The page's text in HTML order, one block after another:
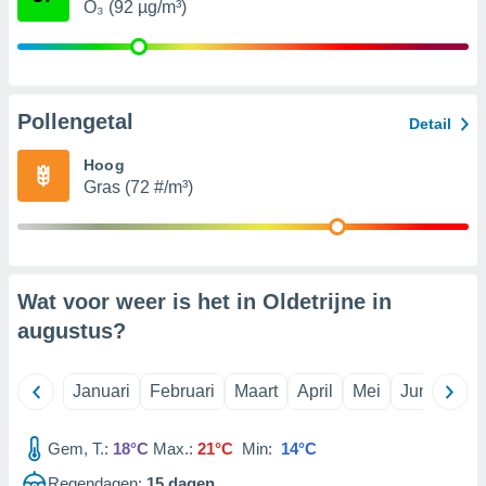
een
en/of
om
de
selectie
O₃ (92 µg/m³)
Pollengetal Detail
Hoog
Gras (72 #/m³)
Wat voor weer is het in Oldetrijne in
augustus?
Januari Februari Maart April Mei Juni Juli
Gem, T.: 18°C Max.: 21°C Min: 14°C